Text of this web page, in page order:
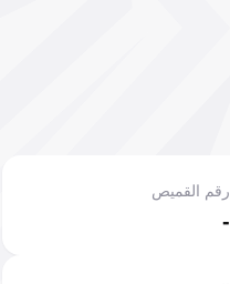
-
رقم القميص